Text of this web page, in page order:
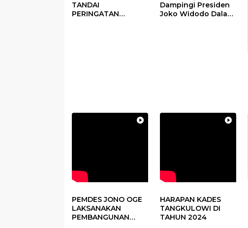
TANDAI
PERINGATAN
Dampingi Presiden
Joko Widodo Dalam
PEMDES JONO OGE
LAKSANAKAN
PEMBANGUNAN
HARAPAN KADES
TANGKULOWI DI
TAHUN 2024